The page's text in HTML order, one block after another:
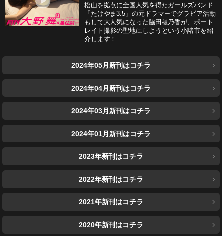
松山を拠点に全国人気を得たガールズバンド
「たけやま3.5」の元ドラマーでグラビア活動
もして大人気になった脇田穂乃香が、ポート
レイト撮影の聖地にしようという小諸市を紹
介します！
2024年05月新刊はコチラ
2024年04月新刊はコチラ
2024年03月新刊はコチラ
2024年01月新刊はコチラ
2023年新刊はコチラ
2022年新刊はコチラ
2021年新刊はコチラ
2020年新刊はコチラ